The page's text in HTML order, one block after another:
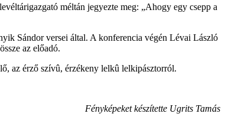
méltán jegyezte meg: „Ahogy egy csepp a
Sándor versei által. A konferencia végén Lévai László
az előadó.
az érző szívû, érzékeny lelkû lelkipásztorról.
Fényképeket készítette Ugrits Tamás